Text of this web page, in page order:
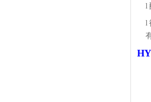
l
l